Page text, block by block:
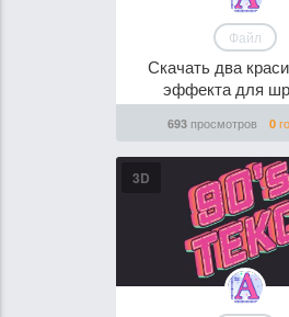
Файл
Скачать два
эффекта для
693 просмотров 0
3D